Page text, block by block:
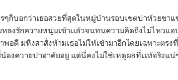
ๆก็บอกว่าเธอสวยที่สุดในหมู่บ้านรอบเขตป่าห้วยขาแ
หลงรักควายหนุ่มเข้าเเล้วจนทนความคิดถึงไม่ไหวแ
อดี มหิงสาสั่งห้ามเธอไม่ให้เข้ามาอีกโดยเฉพาะตรง
งควายป่าอาศัยอยู่ แต่นี่คงไม่ใช่เหตุผลที่เเท้จริงแน่